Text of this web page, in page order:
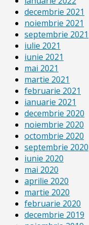
decembrie 2021
noiembrie 2021
septembrie 2021
iulie 2021
iunie 2021
mai 2021
martie 2021
februarie 2021
ianuarie 2021
decembrie 2020
noiembrie 2020
octombrie 2020
septembrie 2020
iunie 2020
mai 2020
aprilie 2020
martie 2020
februarie 2020
decembrie 2019